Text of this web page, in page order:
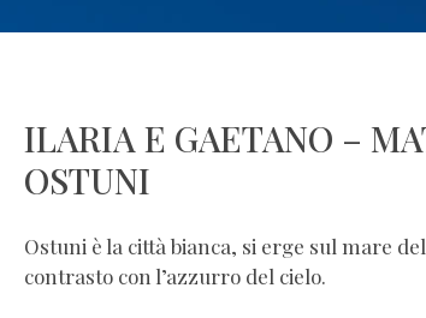
ILARIA E GAETANO –
OSTUNI
Ostuni è la città bianca, si erge sul mare
contrasto con l’azzurro del cielo.